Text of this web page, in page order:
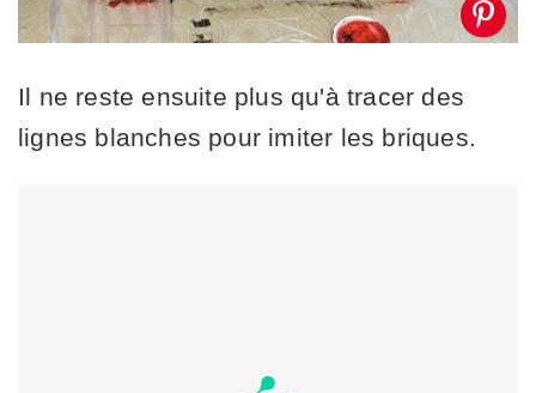
Il ne reste ensuite plus qu'à tracer des
lignes blanches pour imiter les briques.